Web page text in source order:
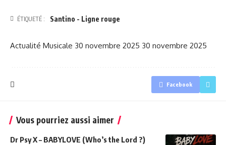
ÉTIQUETÉ : Santino - Ligne rouge
Actualité Musicale 30 novembre 2025 30 novembre 2025
Facebook
Vous pourriez aussi aimer
Dr Psy X – BABYLOVE (Who’s the Lord ?)